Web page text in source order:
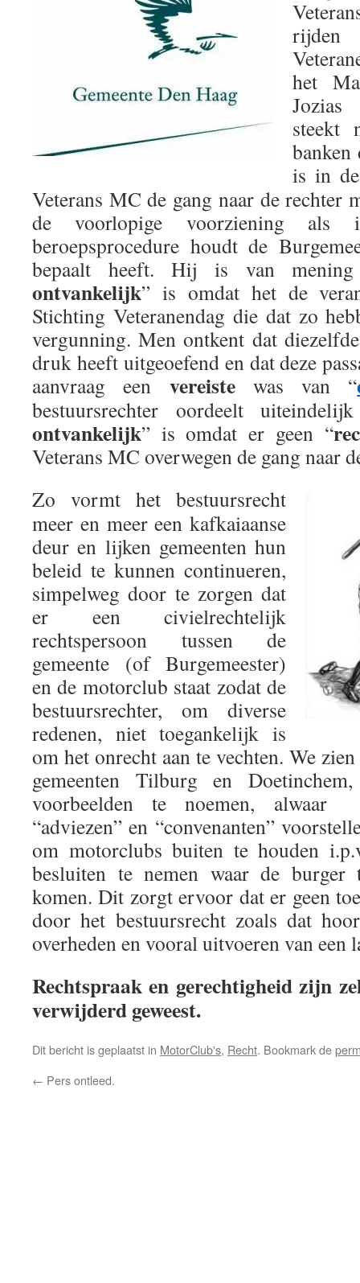
het
steekt
is in
Veterans MC de gang naar de rechter
de voorlopige voorziening
beroepsprocedure houdt de
bepaalt heeft. Hij is van
ontvankelijk” is omdat het de
Stichting Veteranendag die dat zo
vergunning. Men ontkent dat
druk heeft uitgeoefend en dat deze
aanvraag een vereistewas van “
bestuursrechter oordeelt
ontvankelijk” is omdat er geen “
Veterans MC overwegen de gang naar
Zo vormt het bestuursrecht
meer en meer een kafkaiaanse
deur en lijken gemeenten hun
beleid te kunnen continueren,
simpelweg door te zorgen dat
er een civielrechtelijk
rechtspersoon tussen de
gemeente (of Burgemeester)
en de motorclub staat zodat de
bestuursrechter, om diverse
redenen, niet toegankelijk is
om het onrecht aan te vechten. We
gemeenten Tilburg en
voorbeelden te noemen, alwaar
“adviezen” en “convenanten”
om motorclubs buiten te houden
besluiten te nemen waar de burger
komen. Dit zorgt ervoor dat er geen
door het bestuursrecht zoals dat
overheden en vooral uitvoeren van een
Rechtspraak en gerechtigheid zijn
verwijderd geweest.
Dit bericht is geplaatst in MotorClub's, Recht. Bookmark de
← Pers ontleed.